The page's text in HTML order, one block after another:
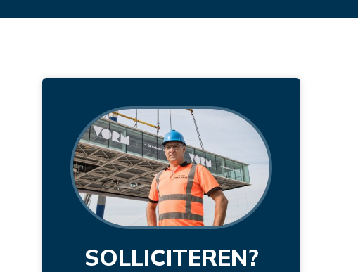
SOLLICITEREN?